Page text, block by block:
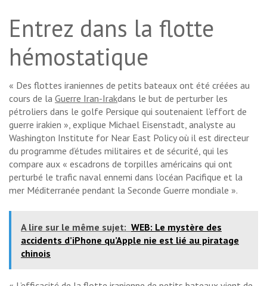
Entrez dans la flotte
hémostatique
« Des flottes iraniennes de petits bateaux ont été créées au
cours de la Guerre Iran-Irakdans le but de perturber les
pétroliers dans le golfe Persique qui soutenaient l’effort de
guerre irakien », explique Michael Eisenstadt, analyste au
Washington Institute for Near East Policy où il est directeur
du programme d’études militaires et de sécurité, qui les
compare aux « escadrons de torpilles américains qui ont
perturbé le trafic naval ennemi dans l’océan Pacifique et la
mer Méditerranée pendant la Seconde Guerre mondiale ».
A lire sur le même sujet: WEB: Le mystère des
accidents d’iPhone qu’Apple nie est lié au piratage
chinois